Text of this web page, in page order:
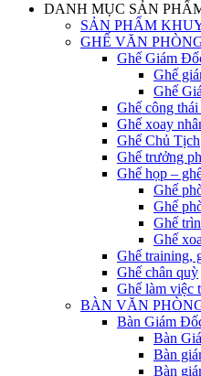
DANH MỤC SẢN
SẢN PHẨM
GHẾ VĂN
Ghế Giám
Ghế
Ghế
Ghế công
Ghế xoay
Ghế Chủ Tịch
Ghế trưởng
Ghế họp –
Ghế
Ghế
Ghế
Ghế
Ghế training,
Ghế chân quỳ
Ghế làm việc
BÀN VĂN
Bàn Giám
Bàn
Bàn
Bàn